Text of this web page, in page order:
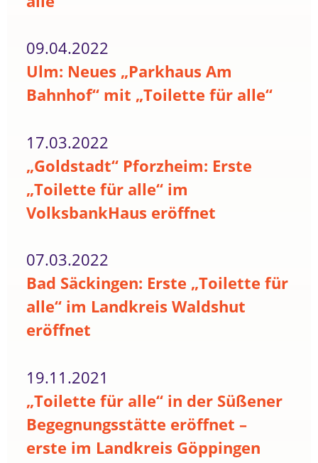
09.04.2022
Ulm: Neues „Parkhaus Am
Bahnhof“ mit „Toilette für alle“
17.03.2022
„Goldstadt“ Pforzheim: Erste
„Toilette für alle“ im
VolksbankHaus eröffnet
07.03.2022
Bad Säckingen: Erste „Toilette für
alle“ im Landkreis Waldshut
eröffnet
19.11.2021
„Toilette für alle“ in der Süßener
Begegnungsstätte eröffnet –
erste im Landkreis Göppingen